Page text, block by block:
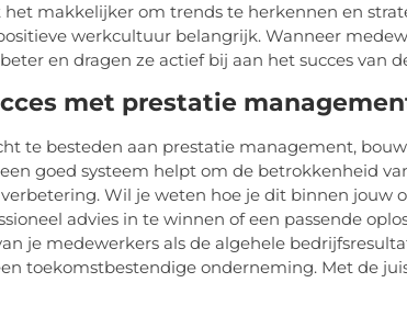
makkelijker om trends te herkennen en
werkcultuur belangrijk. Wanneer
en dragen ze actief bij aan het succes van
met prestatie
te besteden aan prestatie management,
goed systeem helpt om de betrokkenheid
Wil je weten hoe je dit binnen jouw
advies in te winnen of een passende
je medewerkers als de algehele
toekomstbestendige onderneming. Met de